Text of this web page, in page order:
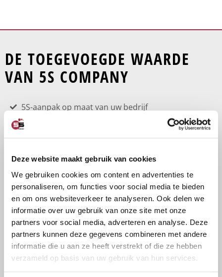
Deze website maakt gebruik van cookies
We gebruiken cookies om content en advertenties te
personaliseren, om functies voor social media te bieden
en om ons websiteverkeer te analyseren. Ook delen we
informatie over uw gebruik van onze site met onze
partners voor social media, adverteren en analyse. Deze
partners kunnen deze gegevens combineren met andere
informatie die u aan ze heeft verstrekt of die ze hebben
verzameld op basis van uw gebruik van hun services.
DE TOEGEVOEGDE WAARDE
VAN 5S COMPANY
5S-aanpak op maat van uw bedrijf
Ruime ervaring in diverse sectoren
Intensieve begeleiding
Laagdrempelige praktijktrainingen
Uitgebreide nazorg en borging
Bewezen succesvolle 5S-implementaties
5S ALS BASIS VAN LEAN
OP DE WERKVLOER